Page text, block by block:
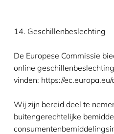
14. Geschillenbeslechting
De Europese Commissie
online
vinden: https://ec.europa.eu/
Wij zijn bereid deel te
buitengerechtelijke